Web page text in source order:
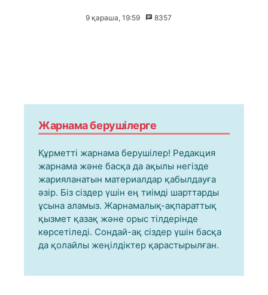
9 қараша, 19:59 8357
Жарнама берушілерге
Құрметті жарнама берушілер! Редакция
жарнама және басқа да ақылы негізде
жарияланатын материалдар қабылдауға
әзір. Біз сіздер үшін ең тиімді шарттарды
ұсына аламыз. Жарнамалық-ақпараттық
қызмет қазақ және орыс тілдерінде
көрсетіледі. Сондай-ақ сіздер үшін басқа
да қолайлы жеңілдіктер қарастырылған.